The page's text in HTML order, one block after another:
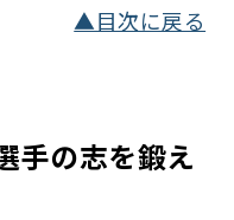
▲目次に戻る
手の志を鍛え